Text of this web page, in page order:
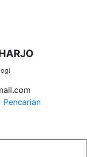
Pencarian